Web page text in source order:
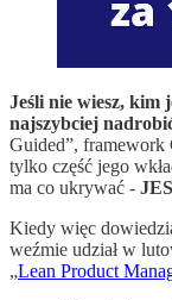
Jeśli nie wiesz, kim
najszybciej
Guided”, framework
tylko część jego
ma co ukrywać -
Kiedy więc
weźmie udział w
„Lean Product